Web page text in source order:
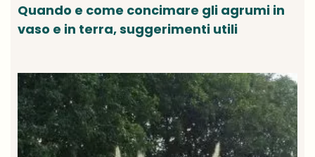
Quando e come concimare gli agrumi in
vaso e in terra, suggerimenti utili